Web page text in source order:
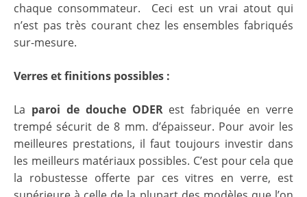
chaque consommateur. Ceci est un vrai atout qui
n’est pas très courant chez les ensembles fabriqués
sur-mesure.
Verres et finitions possibles :
La paroi de douche ODERest fabriquée en verre
trempé sécurit de 8 mm. d’épaisseur. Pour avoir les
meilleures prestations, il faut toujours investir dans
les meilleurs matériaux possibles. C’est pour cela que
la robustesse offerte par ces vitres en verre, est